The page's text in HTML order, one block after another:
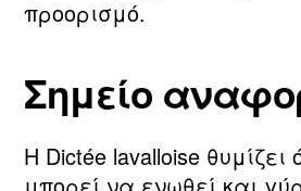
προορισμό.
Σημείο
Η Dictée lavalloise θυμίζει